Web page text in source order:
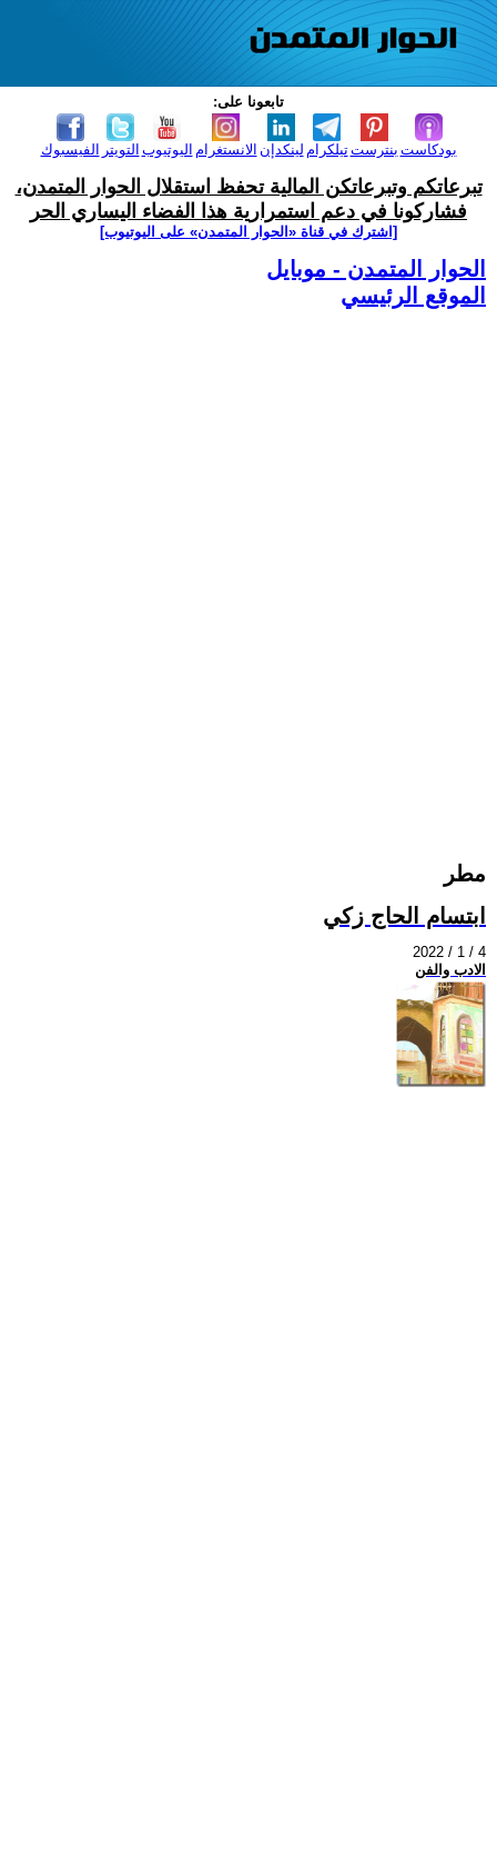
تابعونا على:
الفيسبوك التويتر اليوتيوب الانستغرام لينكدإن تيلكرامبنترست بودكاست
تبرعاتكم وتبرعاتكن المالية تحفظ استقلال الحوار المتمدن،
فشاركونا في دعم استمرارية هذا الفضاء اليساري الحر
[اشترك في قناة ‫«الحوار المتمدن» على اليوتيوب]
الحوار المتمدن - موبايل
الموقع الرئيسي
مطر
ابتسام الحاج زكي
2022 / 1 / 4
الادب والفن